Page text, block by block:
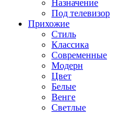
Назначение
Под телевизор
Прихожие
Стиль
Классика
Современные
Модерн
Цвет
Белые
Венге
Светлые